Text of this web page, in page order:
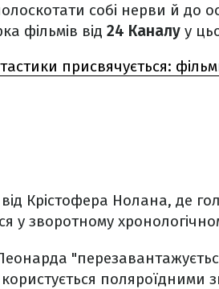
собі нерви й до
фільмів від 24 Каналу у
присвячується:
Крістофера Нолана, де
у зворотному
користується поляроїдними